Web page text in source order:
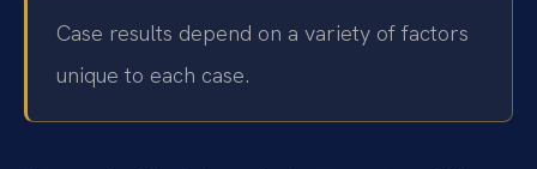
Case results depend on a variety of factors
unique to each case.